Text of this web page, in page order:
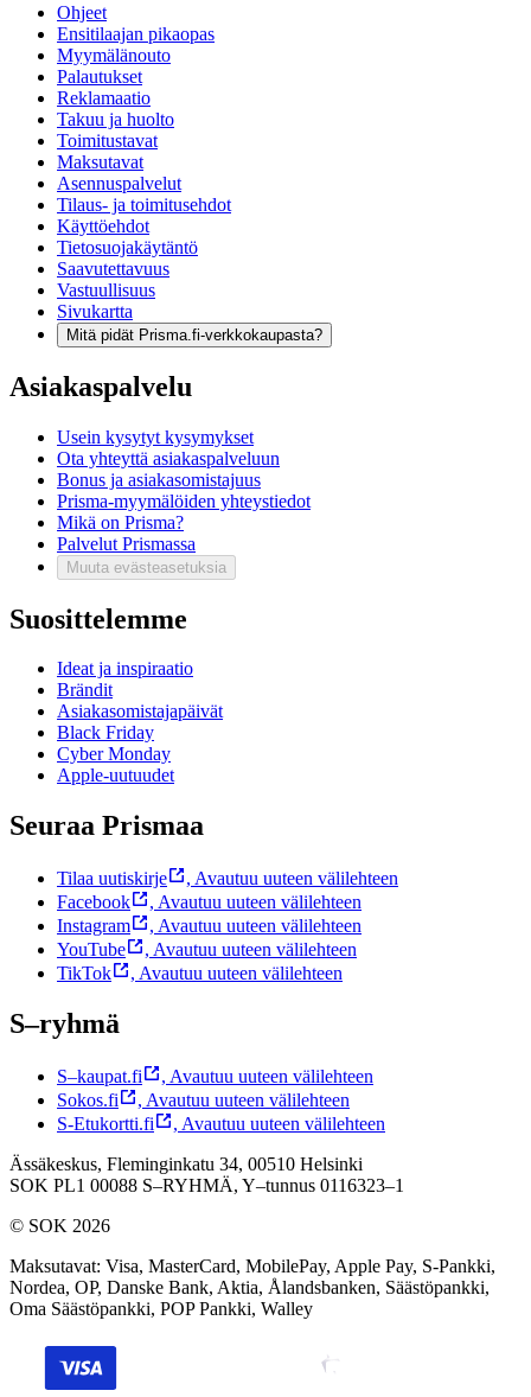
Ohjeet
Ensitilaajan pikaopas
Myymälänouto
Palautukset
Reklamaatio
Takuu ja huolto
Toimitustavat
Maksutavat
Asennuspalvelut
Tilaus- ja toimitusehdot
Käyttöehdot
Tietosuojakäytäntö
Saavutettavuus
Vastuullisuus
Sivukartta
Mitä pidät Prisma.fi-verkkokaupasta?
Asiakaspalvelu
Usein kysytyt kysymykset
Ota yhteyttä asiakaspalveluun
Bonus ja asiakasomistajuus
Prisma-myymälöiden yhteystiedot
Mikä on Prisma?
Palvelut Prismassa
Muuta evästeasetuksia
Suosittelemme
Ideat ja inspiraatio
Brändit
Asiakasomistajapäivät
Black Friday
Cyber Monday
Apple-uutuudet
Seuraa Prismaa
Tilaa uutiskirje , Avautuu uuteen välilehteen
Facebook
, Avautuu uuteen välilehteen
Instagram
, Avautuu uuteen välilehteen
YouTube
, Avautuu uuteen välilehteen
TikTok
, Avautuu uuteen välilehteen
S–ryhmä
S–kaupat.fi , Avautuu uuteen välilehteen
Sokos.fi
, Avautuu uuteen välilehteen
S-Etukortti.fi
, Avautuu uuteen välilehteen
Ässäkeskus, Fleminginkatu 34, 00510 Helsinki
SOK PL1 00088 S–RYHMÄ, Y–tunnus 0116323–1
© SOK 2026
Maksutavat: Visa, MasterCard, MobilePay, Apple Pay, S-Pankki,
Nordea, OP, Danske Bank, Aktia, Ålandsbanken, Säästöpankki,
Oma Säästöpankki, POP Pankki, Walley